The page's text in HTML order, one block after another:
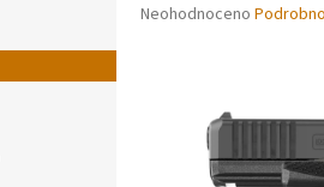
Průměrné
hvězdiček.
Neohodnoceno